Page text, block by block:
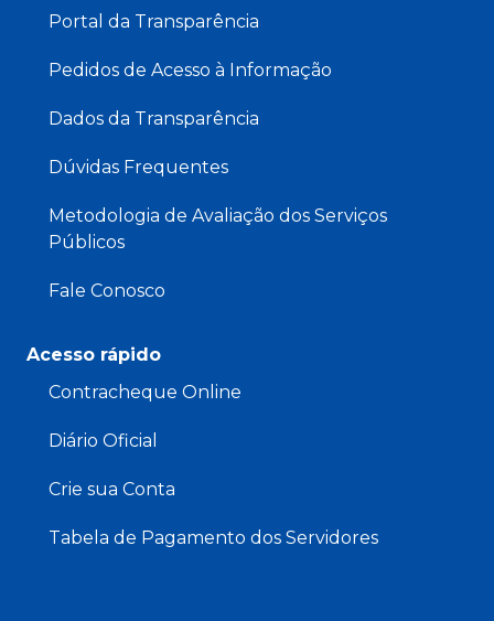
Portal da Transparência
Pedidos de Acesso à Informação
Dados da Transparência
Dúvidas Frequentes
Metodologia de Avaliação dos Serviços
Públicos
Fale Conosco
Acesso rápido
Contracheque Online
Diário Oficial
Crie sua Conta
Tabela de Pagamento dos Servidores